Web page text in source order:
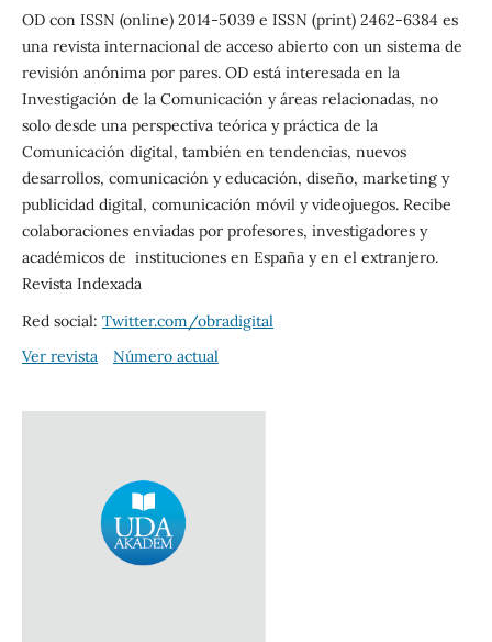
OD con ISSN (online) 2014-5039 e ISSN (print) 2462-6384 es
una revista internacional de acceso abierto con un sistema de
revisión anónima por pares. OD está interesada en la
Investigación de la Comunicación y áreas relacionadas, no
solo desde una perspectiva teórica y práctica de la
Comunicación digital, también en tendencias, nuevos
desarrollos, comunicación y educación, diseño, marketing y
publicidad digital, comunicación móvil y videojuegos. Recibe
colaboraciones enviadas por profesores, investigadores y
académicos de instituciones en España y en el extranjero.
Revista Indexada
Red social: Twitter.com/obradigital
Ver revista
Número actual